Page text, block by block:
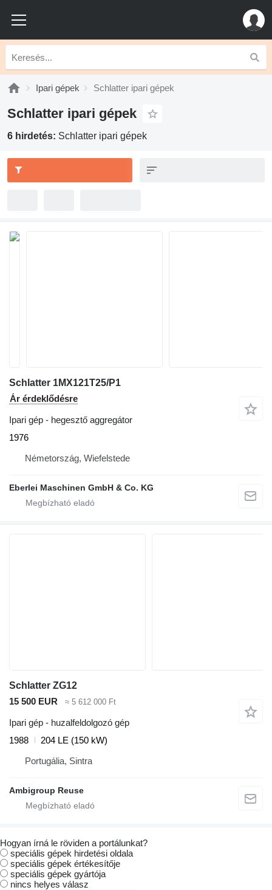
Ipari gépek Schlatter ipari gépek
Schlatter ipari gépek
6 hirdetés: Schlatter ipari gépek
Schlatter 1MX121T25/P1
Ár érdeklődésre
Ipari gép - hegesztő aggregátor
1976
Németország, Wiefelstede
Eberlei Maschinen GmbH & Co. KG
Schlatter ZG12
15 500 EUR
≈ 5 612 000 Ft
Ipari gép - huzalfeldolgozó gép
1988
204 LE (150 kW)
Portugália, Sintra
Ambigroup Reuse
Hogyan írná le röviden a portálunkat?
speciális gépek hirdetési oldala
speciális gépek értékesítője
speciális gépek gyártója
nincs helyes válasz